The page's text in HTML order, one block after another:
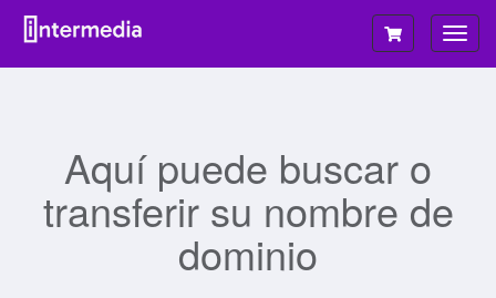
Aquí puede buscar o
transferir su nombre de
dominio